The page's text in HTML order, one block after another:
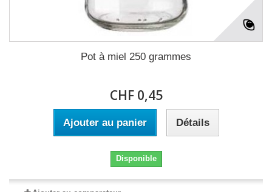
Pot à miel 250 grammes
CHF 0,45
Ajouter au panier Détails
Disponible